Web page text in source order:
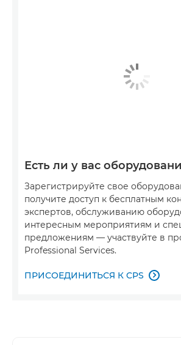
Есть ли у вас
Зарегистрируйте свое
получите доступ к бесплатным
экспертов, обслуживанию
интересным мероприятиям и
предложениям — участвуйте в
Professional Services.
ПРИСОЕДИНИТЬСЯ К CPS 